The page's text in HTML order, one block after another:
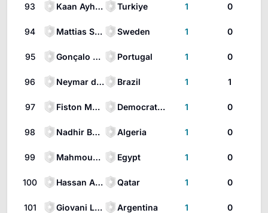
93 Kaan Ayhan Turkiye 1 0
94 Mattias Svanberg Sweden 1 0
95 Gonçalo Ramos Portugal 1 0
96 Neymar da Silva Santos Júnior Brazil 1 1
97 Fiston Mayele Democratic Republic of the Congo 1 0
98 Nadhir Benbouali Algeria 1 0
99 Mahmoud Saber Egypt 1 0
100 Hassan Al-Haydos Qatar 1 0
101 Giovani Lo Celso Argentina 1 0